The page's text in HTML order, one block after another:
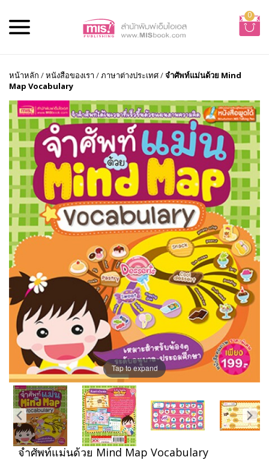
0
หน้าหลัก /หนังสือของเรา /ภาษาต่างประเทศ/จำศัพท์แม่นด้วย Mind
Map Vocabulary
Tap to expand
จำศัพท์แม่นด้วย Mind Map Vocabulary